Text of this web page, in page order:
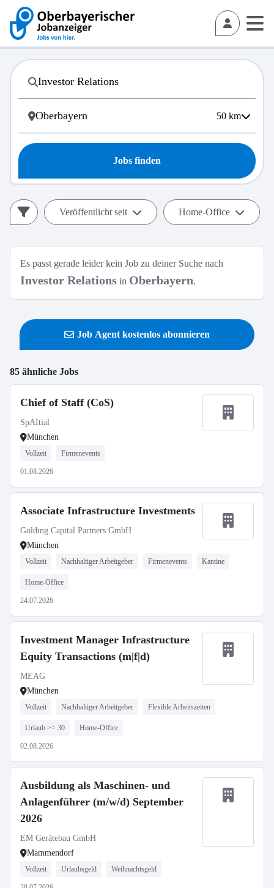
50 km
Jobs finden
Veröffentlicht seit Home-Office
Es passt gerade leider kein Job zu deiner Suche nach
Investor Relations in Oberbayern.
Job Agent kostenlos abonnieren
85 ähnliche Jobs
Chief of Staff (CoS)
SpAItial
München
Vollzeit Firmenevents
01.08.2026
Associate Infrastructure Investments
Golding Capital Partners GmbH
München
Vollzeit Nachhaltiger Arbeitgeber Firmenevents Kantine
Home-Office
24.07.2026
Investment Manager Infrastructure
Equity Transactions (m|f|d)
MEAG
München
Vollzeit Nachhaltiger Arbeitgeber Flexible Arbeitszeiten
Urlaub >= 30 Home-Office
02.08.2026
Ausbildung als Maschinen- und
Anlagenführer (m/w/d) September
2026
EM Gerätebau GmbH
Mammendorf
Vollzeit Urlaubsgeld Weihnachtsgeld